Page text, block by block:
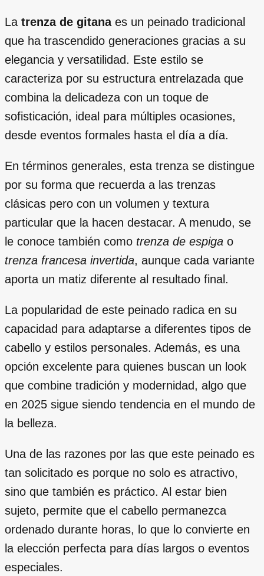
La trenza de gitanaes un peinado tradicional
que ha trascendido generaciones gracias a su
elegancia y versatilidad. Este estilo se
caracteriza por su estructura entrelazada que
combina la delicadeza con un toque de
sofisticación, ideal para múltiples ocasiones,
desde eventos formales hasta el día a día.
En términos generales, esta trenza se distingue
por su forma que recuerda a las trenzas
clásicas pero con un volumen y textura
particular que la hacen destacar. A menudo, se
le conoce también como trenza de espiga o
trenza francesa invertida, aunque cada variante
aporta un matiz diferente al resultado final.
La popularidad de este peinado radica en su
capacidad para adaptarse a diferentes tipos de
cabello y estilos personales. Además, es una
opción excelente para quienes buscan un look
que combine tradición y modernidad, algo que
en 2025 sigue siendo tendencia en el mundo de
la belleza.
Una de las razones por las que este peinado es
tan solicitado es porque no solo es atractivo,
sino que también es práctico. Al estar bien
sujeto, permite que el cabello permanezca
ordenado durante horas, lo que lo convierte en
la elección perfecta para días largos o eventos
especiales.